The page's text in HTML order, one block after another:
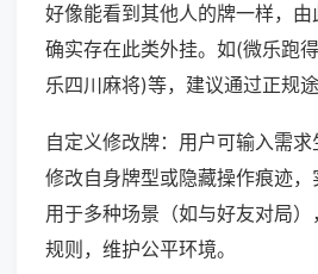
好像能看到其他人的牌一样，由
确实存在此类外挂。如(微乐跑
乐四川麻将)等，建议通过正规
自定义修改牌：用户可输入需求
修改自身牌型或隐藏操作痕迹，
用于多种场景（如与好友对局
规则，维护公平环境。